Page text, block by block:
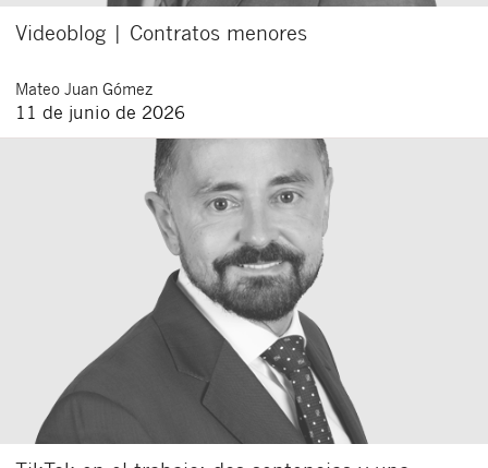
Videoblog | Contratos menores
Mateo Juan Gómez
11 de junio de 2026